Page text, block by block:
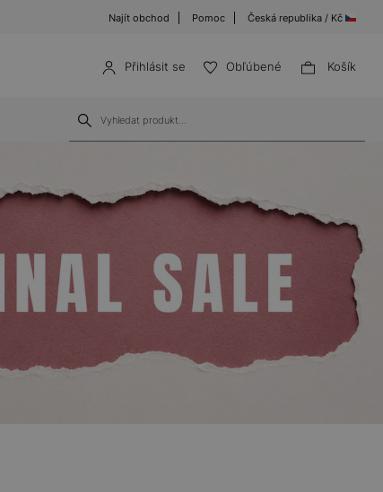
Najít obchod Pomoc Česká republika / Kč
Přihlásit se Obľúbené Košík